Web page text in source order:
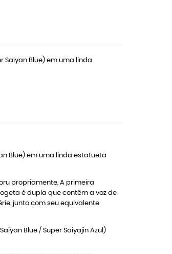
Saiyan Blue) em uma linda
Blue) em uma linda estatueta
propriamente. A primeira
é dupla que contêm a voz de
junto com seu equivalente
Blue / Super Saiyajin Azul)